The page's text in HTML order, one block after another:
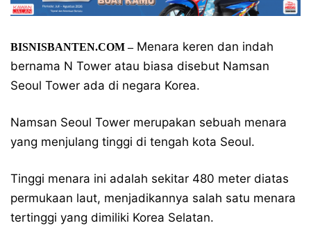
BISNISBANTEN.COM –Menara keren dan indah
bernama N Tower atau biasa disebut Namsan
Seoul Tower ada di negara Korea.
Namsan Seoul Tower merupakan sebuah menara
yang menjulang tinggi di tengah kota Seoul.
Tinggi menara ini adalah sekitar 480 meter diatas
permukaan laut, menjadikannya salah satu menara
tertinggi yang dimiliki Korea Selatan.